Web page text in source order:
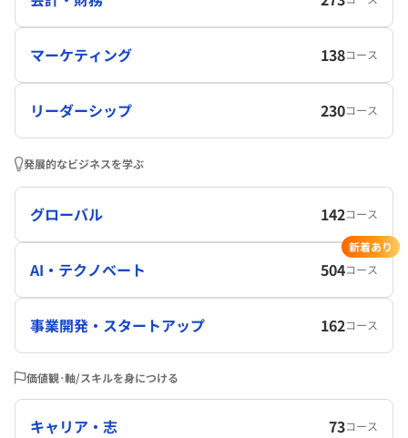
マーケティング 138コース
リーダーシップ 230コース
発展的なビジネスを学ぶ
グローバル 142コース
AI・テクノベート 504コース
新着あり
事業開発・スタートアップ 162コース
価値観･軸/スキルを身につける
キャリア・志 73コース